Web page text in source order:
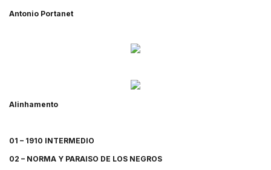
Antonio Portanet
Alinhamento
01 – 1910 INTERMEDIO
02 – NORMA Y PARAISO DE LOS NEGROS